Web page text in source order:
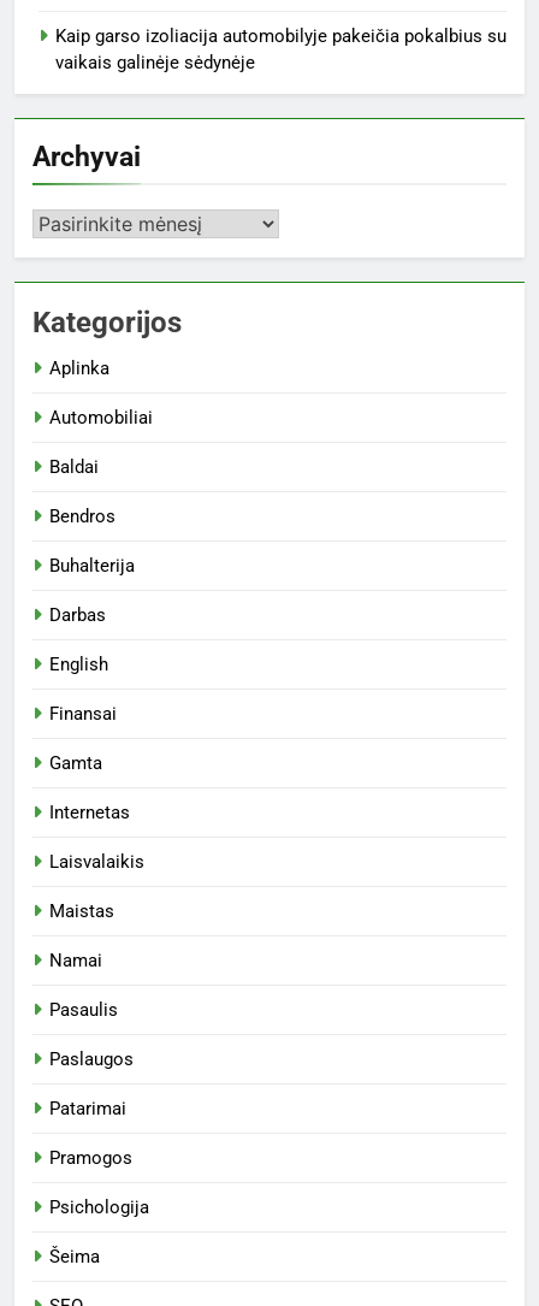
Kaip garso izoliacija automobilyje pakeičia pokalbius su
vaikais galinėje sėdynėje
Archyvai
Archyvai
Kategorijos
Aplinka
Automobiliai
Baldai
Bendros
Buhalterija
Darbas
English
Finansai
Gamta
Internetas
Laisvalaikis
Maistas
Namai
Pasaulis
Paslaugos
Patarimai
Pramogos
Psichologija
Šeima